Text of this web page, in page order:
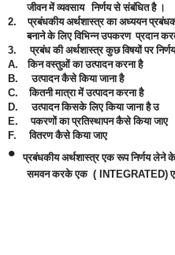
जीवन में व्यवसाय निर्णय से संबंधित है ।
2.
प्रबंधकीय अर्थशास्त्र का अध्ययन
बनाने के लिए विभिन्न उपकरण प्रदान
3.
प्रबंध की अर्थशास्त्र कुछ विषयों पर
A.
किन वस्तुओं का उत्पादन करना है
B.
उत्पादन कैसे किया जाना है
C.
कितनी मात्रा में उत्पादन करना है
D.
उत्पादन किसके लिए किया जाना है उ
E.
पकरणों का प्रतिस्थापन कैसे किया जाए
F.
वितरण कैसे किया जाए
•
प्रबंधकीय अर्थशास्त्र एक रूप निर्णय लेने के
समवन करके एक ( INTEGRATED)